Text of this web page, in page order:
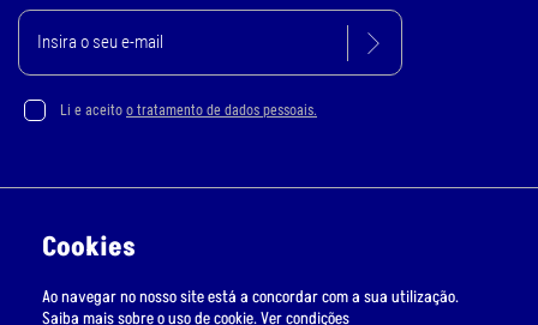
Li e aceito o tratamento de dados pessoais.
Livro de Reclamações Online
Cookies
Ao navegar no nosso site está a concordar com a sua utilização.
Saiba mais sobre o uso de cookie.Ver condições